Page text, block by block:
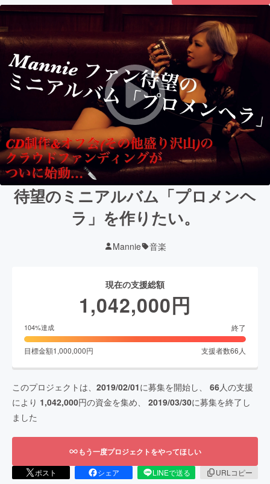
待望のミニアルバム「プロメンヘ
ラ」を作りたい。
Mannie 音楽
現在の支援総額
1,042,000円
104%達成 終了
目標金額1,000,000円 支援者数66 人
このプロジェクトは、 2019/02/01に募集を開始し、 66人の支援
により 1,042,000円の資金を集め、 2019/03/30に募集を終了し
ました
もう一度プロジェクトをやってほしい
ポスト シェア LINEで送る
URLコピー